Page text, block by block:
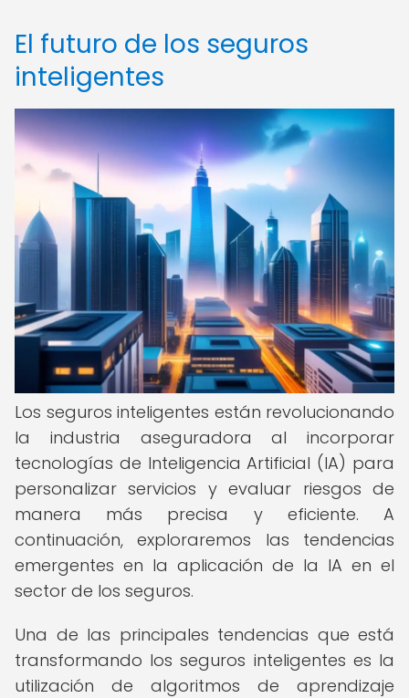
El futuro de los seguros
inteligentes
Los seguros inteligentes están revolucionando
la industria aseguradora al incorporar
tecnologías de Inteligencia Artificial (IA) para
personalizar servicios y evaluar riesgos de
manera más precisa y eficiente. A
continuación, exploraremos las tendencias
emergentes en la aplicación de la IA en el
sector de los seguros.
Una de las principales tendencias que está
transformando los seguros inteligentes es la
utilización de algoritmos de aprendizaje